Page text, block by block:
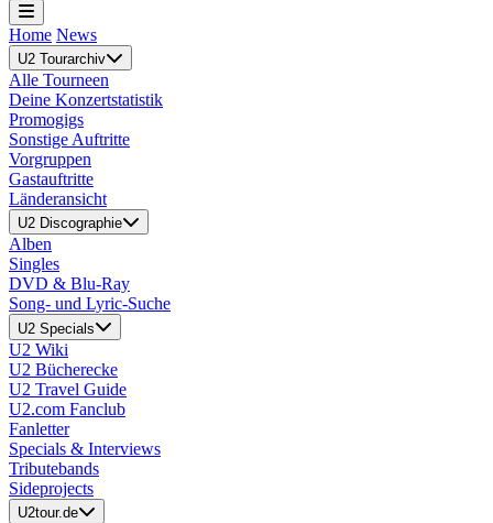
Home News
U2 Tourarchiv
Alle Tourneen
Deine Konzertstatistik
Promogigs
Sonstige Auftritte
Vorgruppen
Gastauftritte
Länderansicht
U2 Discographie
Alben
Singles
DVD & Blu-Ray
Song- und Lyric-Suche
U2 Specials
U2 Wiki
U2 Bücherecke
U2 Travel Guide
U2.com Fanclub
Fanletter
Specials & Interviews
Tributebands
Sideprojects
U2tour.de